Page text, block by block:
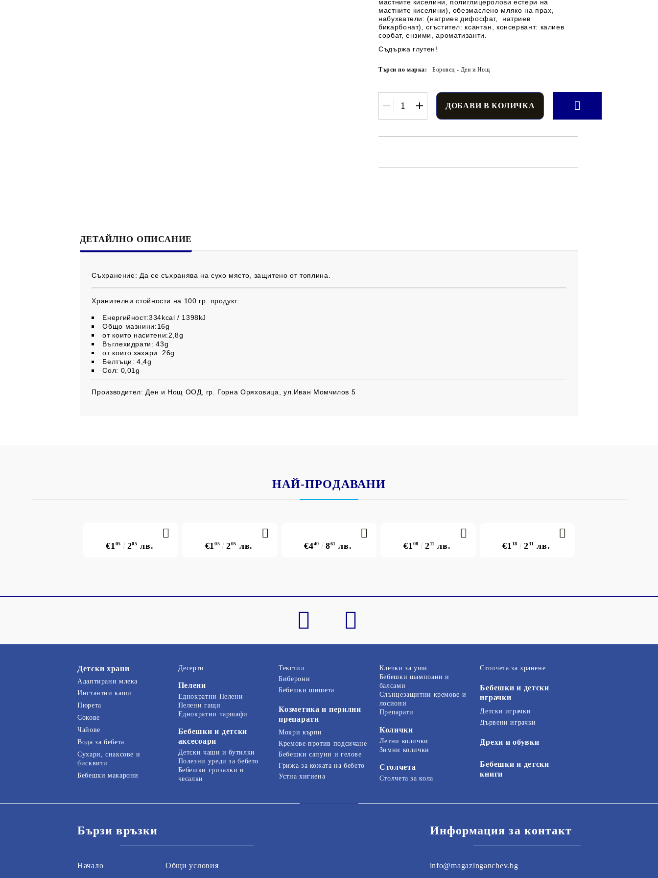
мастните киселини, полиглицеролови естери на
мастните киселини), обезмаслено мляко на прах,
набухватели: (натриев дифосфат, натриев
бикарбонат), сгъстител: ксантан, консервант: калиев
сорбат, ензими, ароматизанти.
Съдържа глутен!
Търси по марка: Боровец - Ден и Нощ
ДЕТАЙЛНО ОПИСАНИЕ
Съхранение: Да се съхранява на сухо място, защитено от топлина.
Хранителни стойности на 100 гр. продукт:
Енергийност:334kcal / 1398kJ
Общо мазнини:16g
от които наситени:2,8g
Въглехидрати: 43g
от които захари: 26g
Белтъци: 4,4g
Сол: 0,01g
Производител: Ден и Нощ ООД, гр. Горна Оряховица, ул.Иван Момчилов 5
НАЙ-ПРОДАВАНИ
€1 05 205 лв. €105 205 лв. €440 861 лв. €1 08 211 лв. €1 18 231 лв.
Детски храни
Адаптирани млека
Инстантни каши
Пюрета
Сокове
Чайове
Вода за бебета
Сухари, снаксове и
бисквити
Бебешки макарони
Десерти
Пелени
Еднократни Пелени
Пелени гащи
Еднократни чаршафи
Бебешки и детски
аксесоари
Детски чаши и бутилки
Полезни уреди за бебето
Бебешки гризалки и
чесалки
Текстил
Биберони
Бебешки шишета
Козметика и перилни
препарати
Мокри кърпи
Кремове против подсичане
Бебешки сапуни и гелове
Грижа за кожата на бебето
Устна хигиена
Клечки за уши
Бебешки шампоани и
балсами
Слънцезащитни кремове и
лосиони
Препарати
Колички
Летни колички
Зимни колички
Столчета
Столчета за кола
Столчета за хранене
Бебешки и детски
играчки
Детски играчки
Дървени играчки
Дрехи и обувки
Бебешки и детски
книги
Бързи връзки
Начало
Общи условия
Информация за контакт
info@magazinganchev.bg